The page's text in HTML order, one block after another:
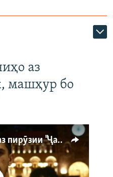
аз
машҳур бо
Ҳаводории арманиҳо аз пирӯзии "Ҷаллод"-и тоҷик